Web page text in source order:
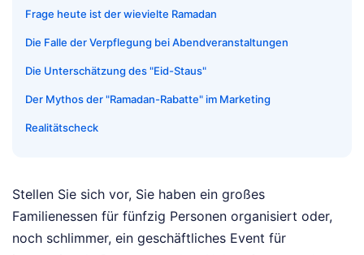
Frage heute ist der wievielte Ramadan
Die Falle der Verpflegung bei Abendveranstaltungen
Die Unterschätzung des "Eid-Staus"
Der Mythos der "Ramadan-Rabatte" im Marketing
Realitätscheck
Stellen Sie sich vor, Sie haben ein großes
Familienessen für fünfzig Personen organisiert oder,
noch schlimmer, ein geschäftliches Event für